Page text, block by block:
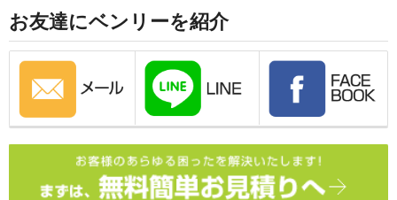
お友達にベンリーを紹介